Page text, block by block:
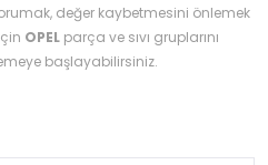
değer kaybetmesini önlemek
OPEL parça ve sıvı gruplarını
başlayabilirsiniz.